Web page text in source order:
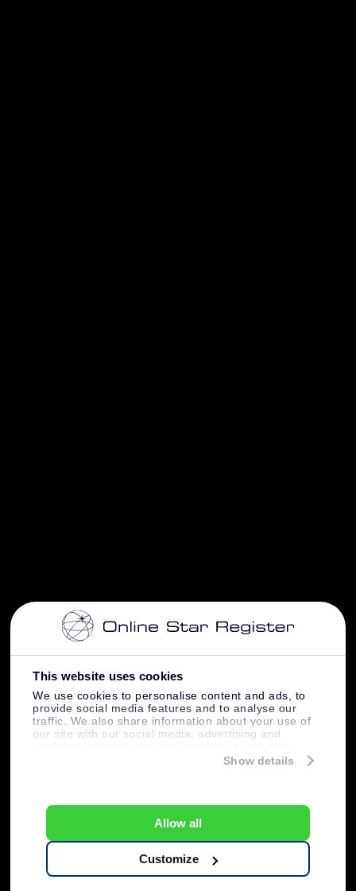
This website uses cookies
We use cookies to personalise content and ads, to
provide social media features and to analyse our
traffic. We also share information about your use of
our site with our social media, advertising and
information that you’ve provided to them or that
Show details
Allow all
Customize